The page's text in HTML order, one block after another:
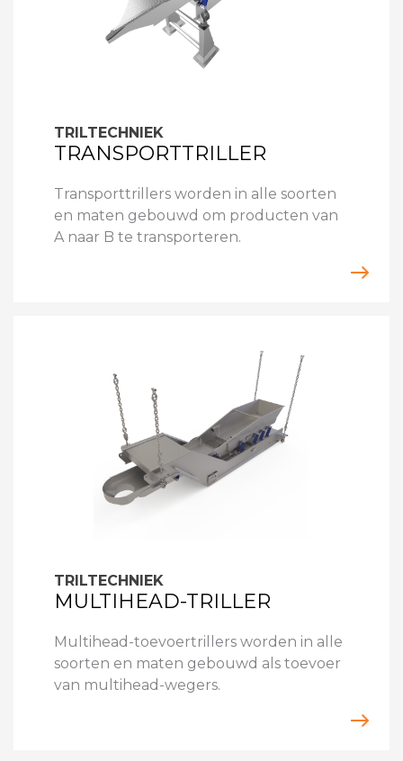
TRILTECHNIEK
TRANSPORTTRILLER
Transporttrillers worden in alle soorten
en maten gebouwd om producten van
A naar B te transporteren.
TRILTECHNIEK
MULTIHEAD-TRILLER
Multihead-toevoertrillers worden in alle
soorten en maten gebouwd als toevoer
van multihead-wegers.